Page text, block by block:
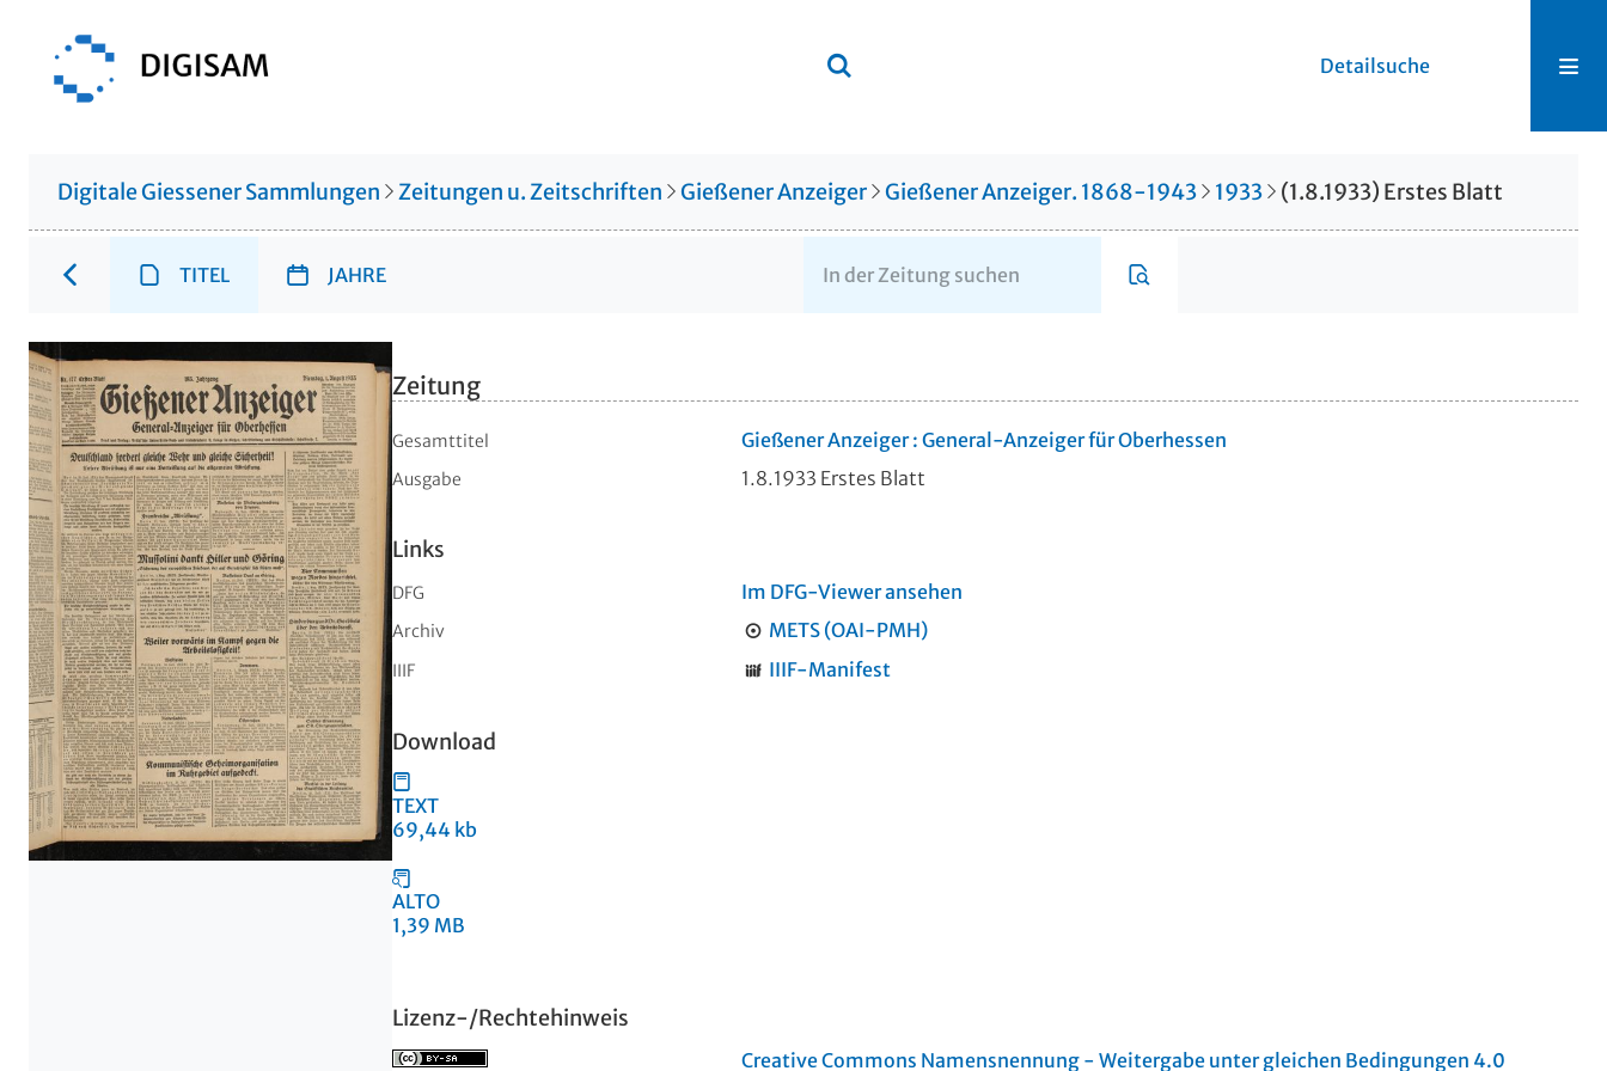
Detailsuche
Digitale Giessener Sammlungen Zeitungen u. Zeitschriften Gießener Anzeiger Gießener Anzeiger. 1868-1943 1933 (1.8.1933) Erstes Blatt
TITEL JAHRE
Zeitung
Gesamttitel Gießener Anzeiger : General-Anzeiger für Oberhessen
Ausgabe 1.8.1933 Erstes Blatt
Links
DFG Im DFG-Viewer ansehen
Archiv METS (OAI-PMH)
IIIF IIIF-Manifest
Download
TEXT
69,44 kb
ALTO
1,39 MB
Lizenz-/Rechtehinweis
Creative Commons Namensnennung - Weitergabe unter gleichen Bedingungen 4.0